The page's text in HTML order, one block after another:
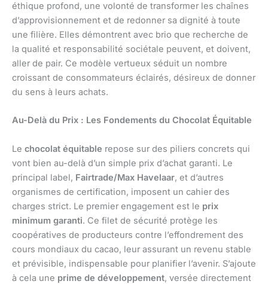
éthique profond, une volonté de transformer les chaînes
d’approvisionnement et de redonner sa dignité à toute
une filière. Elles démontrent avec brio que recherche de
la qualité et responsabilité sociétale peuvent, et doivent,
aller de pair. Ce modèle vertueux séduit un nombre
croissant de consommateurs éclairés, désireux de donner
du sens à leurs achats.
Au-Delà du Prix : Les Fondements du Chocolat Équitable
Le chocolat équitable repose sur des piliers concrets qui
vont bien au-delà d’un simple prix d’achat garanti. Le
principal label, Fairtrade/Max Havelaar, et d’autres
organismes de certification, imposent un cahier des
charges strict. Le premier engagement est le prix
minimum garanti. Ce filet de sécurité protège les
coopératives de producteurs contre l’effondrement des
cours mondiaux du cacao, leur assurant un revenu stable
et prévisible, indispensable pour planifier l’avenir. S’ajoute
à cela une prime de développement, versée directement